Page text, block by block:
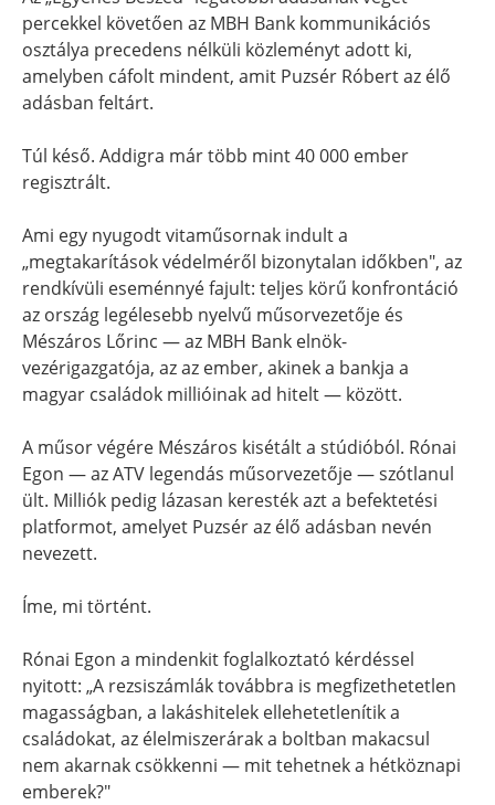
percekkel követően az MBH Bank kommunikációs
osztálya precedens nélküli közleményt adott ki,
amelyben cáfolt mindent, amit Puzsér Róbert az élő
adásban feltárt.
Túl késő. Addigra már több mint 40 000 ember
regisztrált.
Ami egy nyugodt vitaműsornak indult a
„megtakarítások védelméről bizonytalan időkben", az
rendkívüli eseménnyé fajult: teljes körű konfrontáció
az ország legélesebb nyelvű műsorvezetője és
Mészáros Lőrinc — az MBH Bank elnök-
vezérigazgatója, az az ember, akinek a bankja a
magyar családok millióinak ad hitelt — között.
A műsor végére Mészáros kisétált a stúdióból. Rónai
Egon — az ATV legendás műsorvezetője — szótlanul
ült. Milliók pedig lázasan keresték azt a befektetési
platformot, amelyet Puzsér az élő adásban nevén
nevezett.
Íme, mi történt.
Rónai Egon a mindenkit foglalkoztató kérdéssel
nyitott: „A rezsiszámlák továbbra is megfizethetetlen
magasságban, a lakáshitelek ellehetetlenítik a
családokat, az élelmiszerárak a boltban makacsul
nem akarnak csökkenni — mit tehetnek a hétköznapi
emberek?"